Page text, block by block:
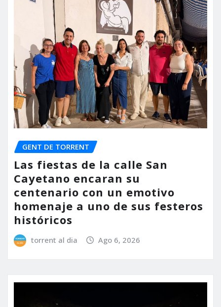
GENT DE TORRENT
Las fiestas de la calle San
Cayetano encaran su
centenario con un emotivo
homenaje a uno de sus festeros
históricos
torrent al dia Ago 6, 2026